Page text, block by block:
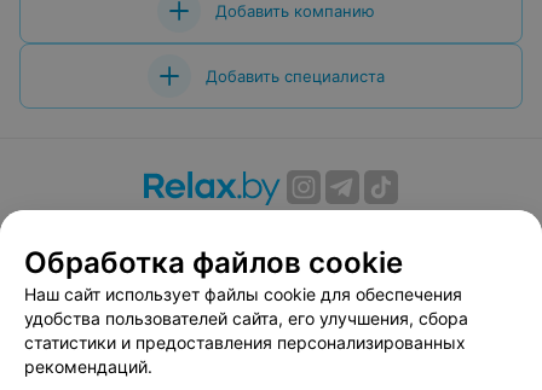
Добавить компанию
Добавить специалиста
Вакансии
Публичный договор
Способы оплаты
Публичный договор по использованию сервиса
«Афиша»
Пользовательское соглашение
Обработка файлов cookie
Наш сайт использует файлы cookie для обеспечения
удобства пользователей сайта, его улучшения, сбора
статистики и предоставления персонализированных
рекомендаций.